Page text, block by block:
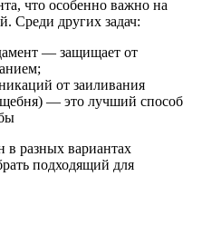
что особенно важно на
Среди других задач:
— защищает от
от заиливания
— это лучший способ
в разных вариантах
подходящий для